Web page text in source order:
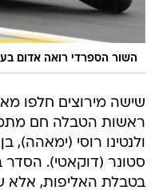
השור הספרדי רואה אדום
שישה מירוצים חלפו
ולנטינו רוסי (ימאהה),
סטונר (דוקאטי).
בטבלת האליפות,
106 נקודות.